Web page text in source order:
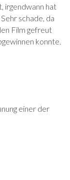
irgendwann hat
schade, da
Film gefreut
konnte.
einer der